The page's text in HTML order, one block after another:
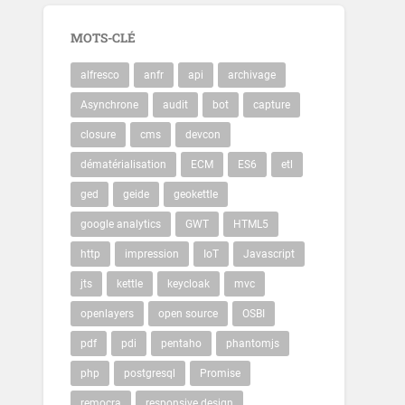
MOTS-CLÉ
alfresco anfr api archivage
Asynchrone audit bot capture
closure cms devcon
dématérialisation ECM ES6 etl
ged geide geokettle
google analytics GWT HTML5
http impression IoT Javascript
jts kettle keycloak mvc
openlayers open source OSBI
pdf pdi pentaho phantomjs
php postgresql Promise